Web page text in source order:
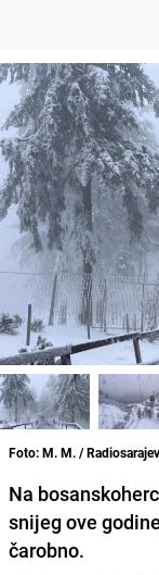
Foto: M. M. /
Na
snijeg ove
čarobno.